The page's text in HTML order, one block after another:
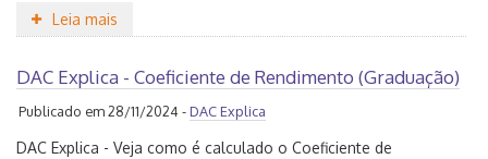
Leia mais
DAC Explica - Coeficiente de Rendimento (Graduação)
Publicado em 28/11/2024 -DAC Explica
DAC Explica - Veja como é calculado o Coeficiente de